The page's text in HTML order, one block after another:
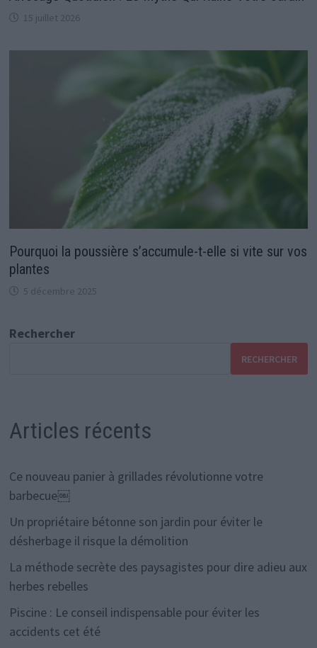
15 juillet 2026
Pourquoi la poussière s’accumule-t-elle si vite sur vos
plantes
5 décembre 2025
Rechercher
RECHERCHER
Articles récents
Ce nouveau panier à grillades révolutionne votre
barbecue￼
Un propriétaire bétonne son jardin pour éviter le
désherbage il risque la démolition
La méthode secrète des paysagistes pour dire adieu aux
herbes rebelles
Piscine : Le conseil indispensable pour éviter les
accidents cet été